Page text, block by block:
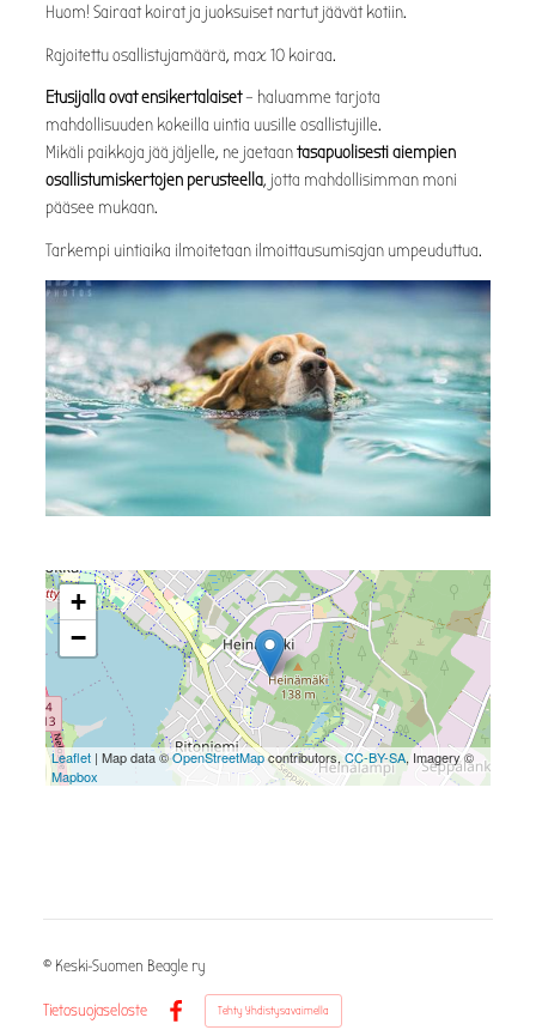
Huom! Sairaat koirat ja juoksuiset nartut jäävät kotiin.
Rajoitettu osallistujamäärä, max 10 koiraa.
Etusijalla ovat ensikertalaiset– haluamme tarjota
mahdollisuuden kokeilla uintia uusille osallistujille.
Mikäli paikkoja jää jäljelle, ne jaetaantasapuolisesti aiempien
osallistumiskertojen perusteella, jotta mahdollisimman moni
pääsee mukaan.
Tarkempi uintiaika ilmoitetaan ilmoittausumisajan umpeuduttua.
+
−
Leaflet| Map data ©OpenStreetMapcontributors,CC-BY-SA, Imagery ©
Mapbox
© Keski-Suomen Beagle ry
Tietosuojaseloste
Facebook
Tehty Yhdistysavaimella